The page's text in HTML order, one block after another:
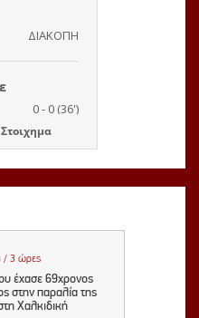
Στοιχημα